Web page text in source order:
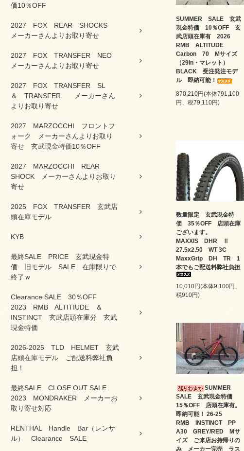
価10％OFF
2027 FOX REAR SHOCKS
メーカーさんよりお取り寄せ
2027 FOX TRANSFER NEO
メーカーさんよりお取り寄せ
2027 FOX TRANSFER SL
＆ TRANSFER メーカーさん
よりお取り寄せ
2027 MARZOCCHI フロントフ
ォーク メーカーさんよりお取り
寄せ 玄武現金特価10％OFF
2027 MARZOCCHI REAR
SHOCK メーカーさんよりお取り
寄せ
2025 FOX TRANSFER 玄武店
頭在庫モデル
KYB
最終SALE PRICE 玄武現金特
価 旧モデル SALE 在庫限りで
終了ｗ
Clearance SALE 30％OFF
2023 RMB ALTITIUDE ＆
INSTINCT 玄武店頭在庫分 玄武
現金特価
2026-2025 TLD HELMET 玄武
店頭在庫モデル ご配送料弊社負
担！
最終SALE CLOSE OUT SALE
2023 MONDRAKER メーカーお
取り寄せ対応
RENTHAL Handle Bar（レンサ
ル） Clearance SALE
SUMMER SALE 玄武
現金特価 10％OFF 玄
武店頭在庫有 2026
RMB ALTITUDE
Carbon 70 Mサイズ
（29in・マレット）
BLACK 受注発注モデ
ル 即納可能！
870,210円(本体791,100
円、税79,110円)
数量限定 玄武現金特
価 35％OFF 店頭在庫
ございます。
MAXXIS DHR Ⅱ
27.5x2.50 WT 3C
MaxxGrip DH TR 1
本でもご配送料弊社負担
10,010円(本体9,100円、
税910円)
SUMMER
SALE 玄武現金特価
15％OFF 店頭在庫有。
即納可能！ 26-25
RMB INSTINCT PP
A30 GREY/RED Mサ
イズ ご来店お持帰りの
み メーカー完売 ラス